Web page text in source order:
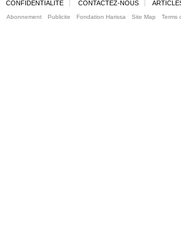
CONFIDENTIALITE CONTACTEZ-NOUS
Abonnement Publicite Fondation Harissa Site Map Terms